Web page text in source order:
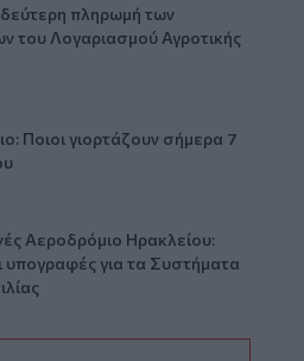
πληρωμή των
του Λογαριασμού Αγροτικής
Ποιοι γιορτάζουν σήμερα 7
Αεροδρόμιο Ηρακλείου:
υπογραφές για τα Συστήματα